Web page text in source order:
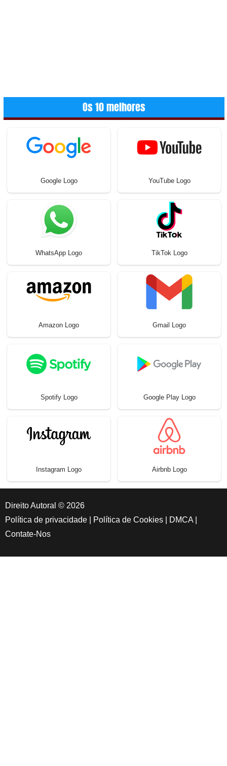
Os 10 melhores
Google Logo YouTube Logo
WhatsApp Logo TikTok Logo
Amazon Logo Gmail Logo
Spotify Logo Google Play Logo
Instagram Logo Airbnb Logo
Direito Autoral © 2026
Política de privacidade
Política de Cookies DMCA
Contate-Nos